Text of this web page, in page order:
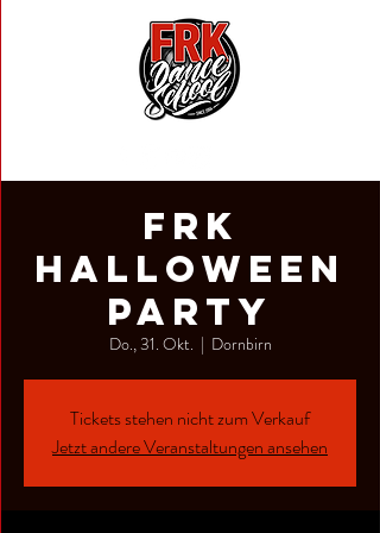
FRK
Halloween
Party
Do., 31. Okt.
  |
Dornbirn
Tickets stehen nicht zum Verkauf
Jetzt andere Veranstaltungen ansehen